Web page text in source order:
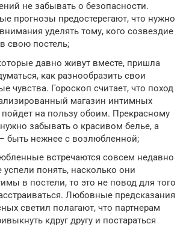
не забывать о безопасности.
прогнозы предостерегают, что нужно
уделять тому, кого созвездие
свою постель;
давно живут вместе, пришла
как разнообразить свои
чувства. Гороскоп считает, что поход
магазин интимных
пойдет на пользу обоим. Прекрасному
забывать о красивом белье, а
быть нежнее с возлюбленной;
встречаются совсем недавно
успели понять, насколько они
в постели, то это не повод для того
Любовные предсказания
светил полагают, что партнерам
кдруг другу и постараться